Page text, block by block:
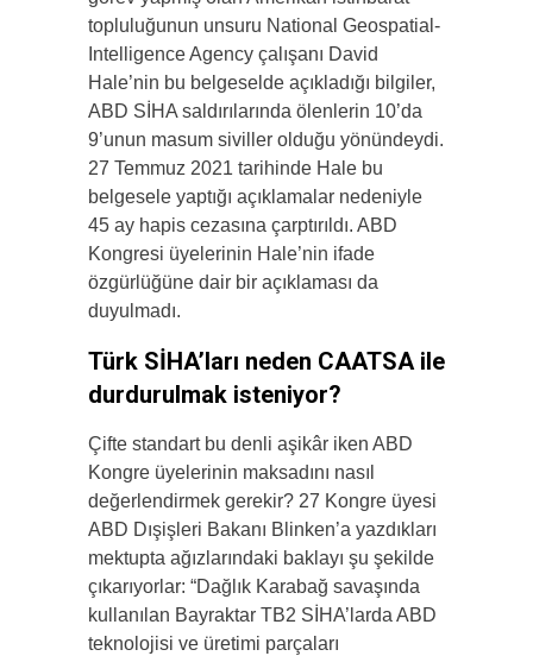
topluluğunun unsuru National Geospatial-
Intelligence Agency çalışanı David
Hale’nin bu belgeselde açıkladığı bilgiler,
ABD SİHA saldırılarında ölenlerin 10’da
9’unun masum siviller olduğu yönündeydi.
27 Temmuz 2021 tarihinde Hale bu
belgesele yaptığı açıklamalar nedeniyle
45 ay hapis cezasına çarptırıldı. ABD
Kongresi üyelerinin Hale’nin ifade
özgürlüğüne dair bir açıklaması da
duyulmadı.
Türk SİHA’ları neden CAATSA ile
durdurulmak isteniyor?
Çifte standart bu denli aşikâr iken ABD
Kongre üyelerinin maksadını nasıl
değerlendirmek gerekir? 27 Kongre üyesi
ABD Dışişleri Bakanı Blinken’a yazdıkları
mektupta ağızlarındaki baklayı şu şekilde
çıkarıyorlar: “Dağlık Karabağ savaşında
kullanılan Bayraktar TB2 SİHA’larda ABD
teknolojisi ve üretimi parçaları